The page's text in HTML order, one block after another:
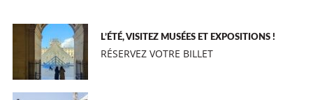
L’ÉTÉ, VISITEZ MUSÉES ET EXPOSITIONS !
RÉSERVEZ VOTRE BILLET